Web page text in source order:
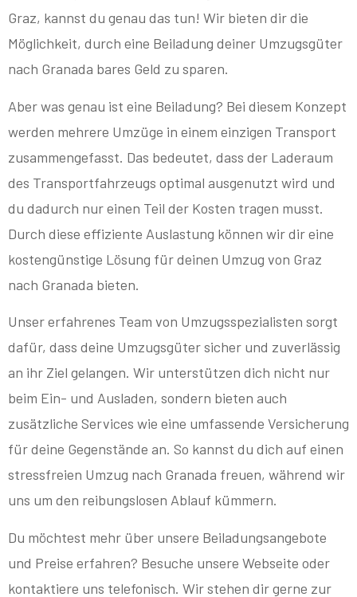
Graz, kannst du genau das tun! Wir bieten dir die
Möglichkeit, durch eine Beiladung deiner Umzugsgüter
nach Granada bares Geld zu sparen.
Aber was genau ist eine Beiladung? Bei diesem Konzept
werden mehrere Umzüge in einem einzigen Transport
zusammengefasst. Das bedeutet, dass der Laderaum
des Transportfahrzeugs optimal ausgenutzt wird und
du dadurch nur einen Teil der Kosten tragen musst.
Durch diese effiziente Auslastung können wir dir eine
kostengünstige Lösung für deinen Umzug von Graz
nach Granada bieten.
Unser erfahrenes Team von Umzugsspezialisten sorgt
dafür, dass deine Umzugsgüter sicher und zuverlässig
an ihr Ziel gelangen. Wir unterstützen dich nicht nur
beim Ein- und Ausladen, sondern bieten auch
zusätzliche Services wie eine umfassende Versicherung
für deine Gegenstände an. So kannst du dich auf einen
stressfreien Umzug nach Granada freuen, während wir
uns um den reibungslosen Ablauf kümmern.
Du möchtest mehr über unsere Beiladungsangebote
und Preise erfahren? Besuche unsere Webseite oder
kontaktiere uns telefonisch. Wir stehen dir gerne zur